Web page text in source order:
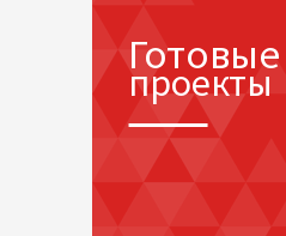
Готовые
проекты